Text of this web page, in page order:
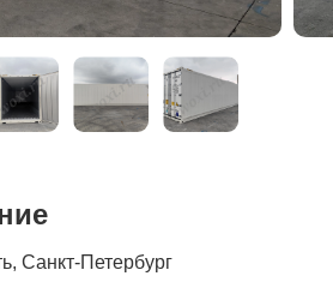
Санкт-Петербург